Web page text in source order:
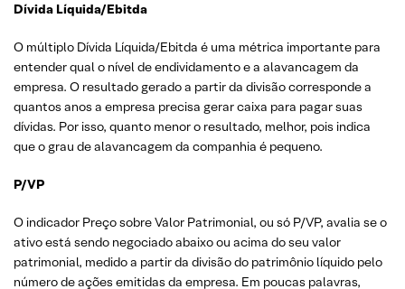
Dívida Líquida/Ebitda
O múltiplo Dívida Líquida/Ebitda é uma métrica importante para
entender qual o nível de endividamento e a alavancagem da
empresa. O resultado gerado a partir da divisão corresponde a
quantos anos a empresa precisa gerar caixa para pagar suas
dívidas. Por isso, quanto menor o resultado, melhor, pois indica
que o grau de alavancagem da companhia é pequeno.
P/VP
O indicador Preço sobre Valor Patrimonial, ou só P/VP, avalia se o
ativo está sendo negociado abaixo ou acima do seu valor
patrimonial, medido a partir da divisão do patrimônio líquido pelo
número de ações emitidas da empresa. Em poucas palavras,